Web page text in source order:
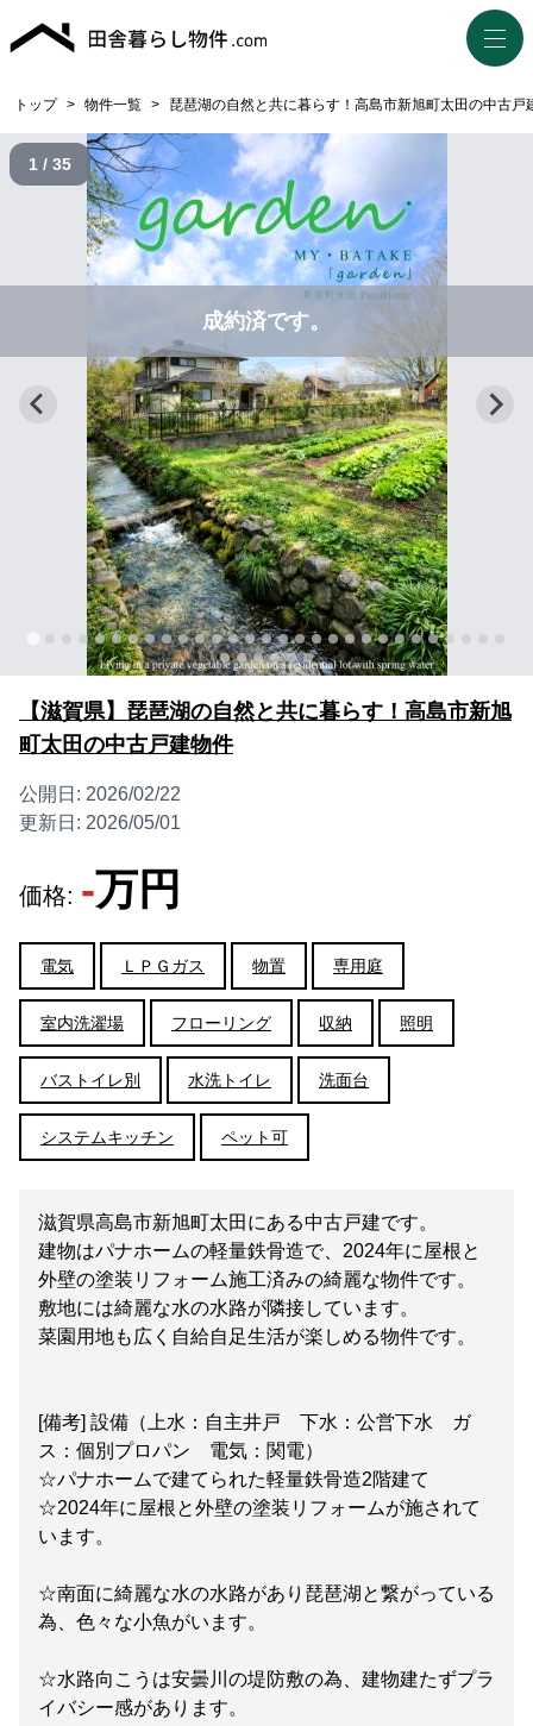
トップ > 物件一覧 > 琵琶湖の自然と共に暮らす！高島市新旭町太田の中古戸
成約済です。
1 / 35
【滋賀県】琵琶湖の自然と共に暮らす！高島市新旭
町太田の中古戸建物件
公開日: 2026/02/22
更新日: 2026/05/01
価格: -万円
電気 ＬＰＧガス 物置 専用庭
室内洗濯場 フローリング 収納 照明
バストイレ別 水洗トイレ 洗面台
システムキッチン ペット可
滋賀県高島市新旭町太田にある中古戸建です。
建物はパナホームの軽量鉄骨造で、2024年に屋根と
外壁の塗装リフォーム施工済みの綺麗な物件です。
敷地には綺麗な水の水路が隣接しています。
菜園用地も広く自給自足生活が楽しめる物件です。
[備考] 設備（上水：自主井戸 下水：公営下水 ガ
ス：個別プロパン 電気：関電）
☆パナホームで建てられた軽量鉄骨造2階建て
☆2024年に屋根と外壁の塗装リフォームが施されて
います。
☆南面に綺麗な水の水路があり琵琶湖と繋がっている
為、色々な小魚がいます。
☆水路向こうは安曇川の堤防敷の為、建物建たずプラ
イバシー感があります。